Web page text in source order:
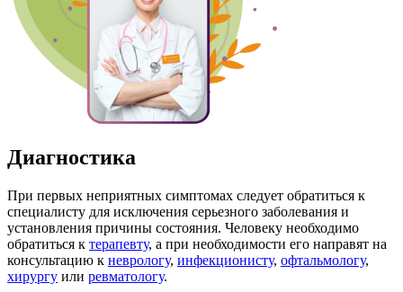
Диагностика
При первых неприятных симптомах следует обратиться к
специалисту для исключения серьезного заболевания и
установления причины состояния. Человеку необходимо
обратиться к терапевту, а при необходимости его направят на
консультацию к неврологу, инфекционисту, офтальмологу,
хирургу или ревматологу.